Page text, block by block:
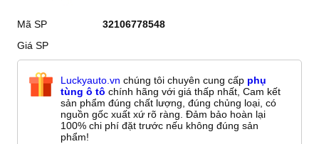
Mã SP
32106778548
Giá SP
Luckyauto.vn chúng tôi chuyên cung cấp phụ
tùng ô tô chính hãng với giá thấp nhất, Cam kết
sản phẩm đúng chất lượng, đúng chủng loại, có
nguồn gốc xuất xứ rõ ràng. Đảm bảo hoàn lại
100% chi phí đặt trước nếu không đúng sản
phẩm!